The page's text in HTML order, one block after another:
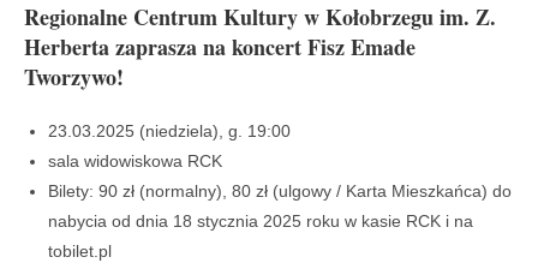
Regionalne Centrum Kultury w Kołobrzegu im. Z.
Herberta zaprasza na koncert Fisz Emade
Tworzywo!
23.03.2025 (niedziela), g. 19:00
sala widowiskowa RCK
Bilety: 90 zł (normalny), 80 zł (ulgowy / Karta Mieszkańca) do
nabycia od dnia 18 stycznia 2025 roku w kasie RCK i na
tobilet.pl